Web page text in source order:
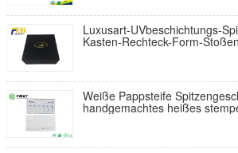
Luxusart-UVbeschichtungs-
Kasten-Rechteck-Form-
Weiße Pappsteife
handgemachtes heißes